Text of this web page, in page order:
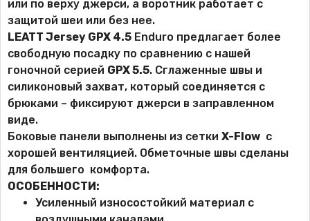
или по верху джерси, а воротник работает с
защитой шеи или без нее.
LEATT Jersey GPX 4.5 Enduro предлагает более
свободную посадку по сравнению с нашей
гоночной серией GPX 5.5. Сглаженные швы и
силиконовый захват, который соединяется с
брюками – фиксируют джерси в заправленном
виде.
Боковые панели выполнены из сетки X-Flow с
хорошей вентиляцией. Обметочные швы сделаны
для большего комфорта.
ОСОБЕННОСТИ:
Усиленный износостойкий материал с